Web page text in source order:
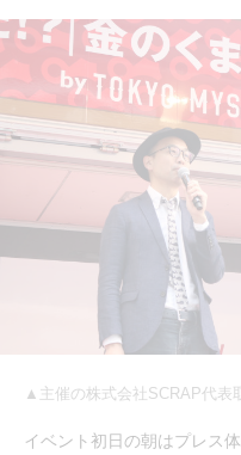
▲主催の株式会社SCRAP代表
イベント初日の朝はプレス